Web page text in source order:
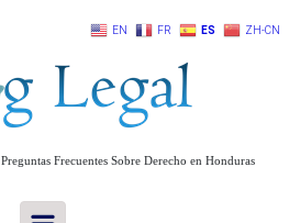
Frecuentes Sobre Derecho en Honduras
EN FR ES ZH-CN